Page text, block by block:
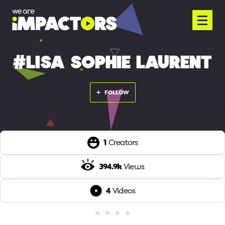
#LISA SOPHIE LAURENT
FOLLOW
1 Creators
394.9kViews
4Videos